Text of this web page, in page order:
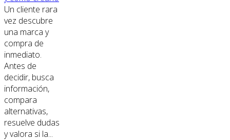
Un cliente rara
vez descubre
una marca y
compra de
inmediato.
Antes de
decidir, busca
información,
compara
alternativas,
resuelve dudas
y valora si la...